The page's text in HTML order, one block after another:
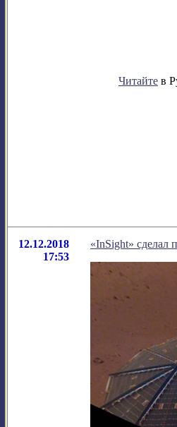
Читайте в
12.12.2018
17:53
«InSight» сделал